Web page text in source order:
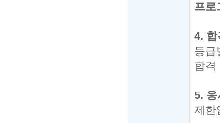
프로
4. 합
등
합격
5. 응
제한